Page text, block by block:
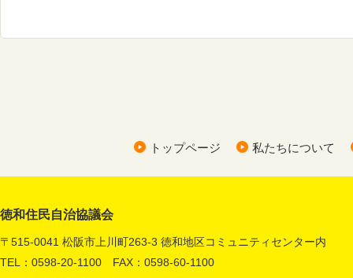
トップページ 私たちについて
徳和住民自治協議会
〒515-0041 松阪市上川町263-3 徳和地区コミュニティセンター内
TEL：0598-20-1100 FAX：0598-60-1100